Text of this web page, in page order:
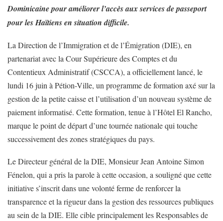
Dominicaine pour améliorer l’accès aux services de passeport
pour les Haïtiens en situation difficile.
La Direction de l’Immigration et de l’Émigration (DIE), en
partenariat avec la Cour Supérieure des Comptes et du
Contentieux Administratif (CSCCA), a officiellement lancé, le
lundi 16 juin à Pétion-Ville, un programme de formation axé sur la
gestion de la petite caisse et l’utilisation d’un nouveau système de
paiement informatisé. Cette formation, tenue à l’Hôtel El Rancho,
marque le point de départ d’une tournée nationale qui touche
successivement des zones stratégiques du pays.
Le Directeur général de la DIE, Monsieur Jean Antoine Simon
Fénelon, qui a pris la parole à cette occasion, a souligné que cette
initiative s’inscrit dans une volonté ferme de renforcer la
transparence et la rigueur dans la gestion des ressources publiques
au sein de la DIE. Elle cible principalement les Responsables de